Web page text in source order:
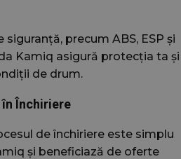
precum ABS, ESP și
Kamiq asigură protecția ta și
de drum.
Închiriere
de închiriere este simplu
și beneficiază de oferte